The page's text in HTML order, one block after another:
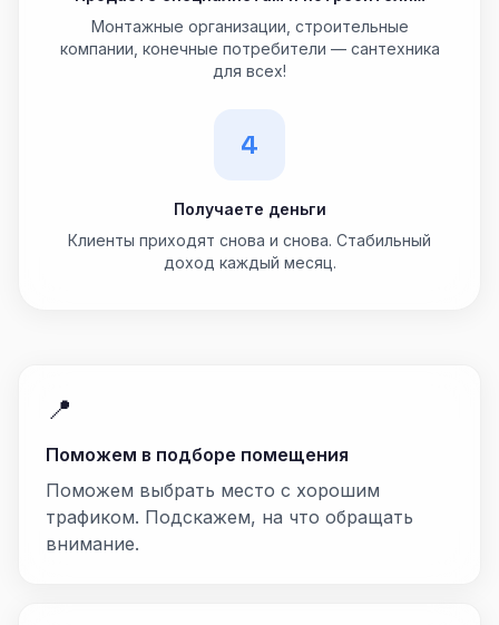
Монтажные организации, строительные
компании, конечные потребители — сантехника
для всех!
4
Получаете деньги
Клиенты приходят снова и снова. Стабильный
доход каждый месяц.
📍
Поможем в подборе помещения
Поможем выбрать место с хорошим
трафиком. Подскажем, на что обращать
внимание.